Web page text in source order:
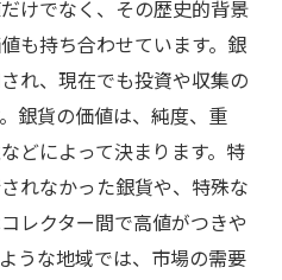
方法
に与える影響
ためのツール
貴金属銀貨購入の成功
見分け方
けでなく、その歴史的背景
も持ち合わせています。銀
れ、現在でも投資や収集の
銀貨の価値は、純度、重
どによって決まります。特
れなかった銀貨や、特殊な
レクター間で高値がつきや
うな地域では、市場の需要